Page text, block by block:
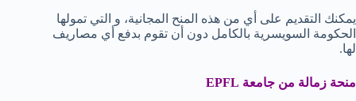
يمكنك التقديم على أي من هذه المنح المجانية، و التي تمولها
الحكومة السويسرية بالكامل دون أن تقوم بدفع أي مصاريف
لها.
منحة زمالة من جامعة EPFL